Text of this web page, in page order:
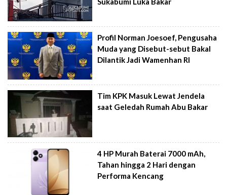
Profil Norman Joesoef, Pengusaha
Muda yang Disebut-sebut Bakal
Dilantik Jadi Wamenhan RI
Tim KPK Masuk Lewat Jendela
saat Geledah Rumah Abu Bakar
4 HP Murah Baterai 7000 mAh,
Tahan hingga 2 Hari dengan
Performa Kencang